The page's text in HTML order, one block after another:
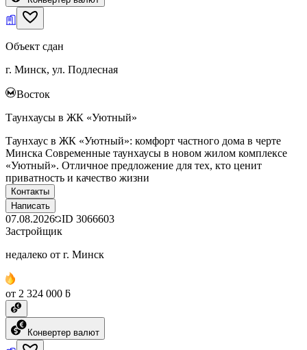
Объект сдан
г. Минск, ул. Подлесная
Восток
Таунхаусы в ЖК «Уютный»
Таунхаус в ЖК «Уютный»: комфорт частного дома в черте
Минска Современные таунхаусы в новом жилом комплексе
«Уютный». Отличное предложение для тех, кто ценит
приватность и качество жизни
Контакты
Написать
07.08.2026 ID 3066603
Застройщик
недалеко от г. Минск
от 2 324 000 ƃ
Конвертер валют